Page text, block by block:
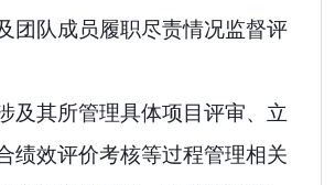
团队成员履职尽责情况监督评
及其所管理具体项目评审、立
绩效评价考核等过程管理相关